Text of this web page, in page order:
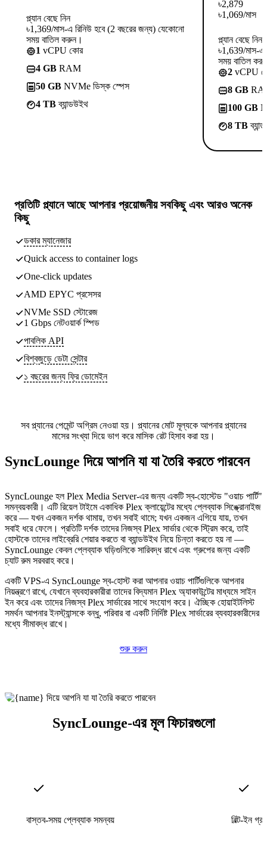
প্ল্যান বেছে নিন
৳1,369/মাস-এ রিনিউ হবে (2 বছরের জন্য) যেকোনো
সময় বাতিল করুন।
1 vCPU কোর
4 GB RAM
50 GB NVMe ডিস্ক স্পেস
4 TBব্যান্ডউইথ
৳2,879
৳1,069/মাস
প্ল্যান বেছে নিন
৳1,639/মাস-এ
সময় বাতিল
2 vCPU
8 GB
100 GB
8 TB
প্রতিটি প্ল্যানে আছেআপনার প্রয়োজনীয় সবকিছুএবং আরও অনেক
কিছু
ডকার ম্যানেজার
Quick access to container logs
One-click updates
AMD EPYC প্রসেসর
NVMe SSD স্টোরেজ
1 Gbps নেটওয়ার্ক স্পিড
পাবলিক API
বিশ্বজুড়ে ডেটা সেন্টার
১ বছরের জন্য ফ্রি ডোমেইন
সব প্ল্যানের পেমেন্ট অগ্রিম নেওয়া হয়। প্ল্যানের মোট মূল্যকে আপনার প্ল্যানের
মাসের সংখ্যা দিয়ে ভাগ করে মাসিক রেট হিসাব করা হয়।
SyncLounge দিয়ে আপনি যা যা তৈরি করতে পারবেন
SyncLounge হল Plex Media Server-এর জন্য একটি স্ব-হোস্টেড "ওয়াচ পার্টি"
সমন্বয়কারী। এটি রিয়েল টাইমে একাধিক Plex ক্লায়েন্টের মধ্যে প্লেব্যাক সিঙ্ক্রোনাইজ
করে — যখন একজন দর্শক থামায়, তখন সবাই থামে; যখন একজন এগিয়ে যায়, তখন
সবাই ধরে ফেলে। প্রতিটি দর্শক তাদের নিজস্ব Plex সার্ভার থেকে স্ট্রিম করে, তাই
হোস্টকে তাদের লাইব্রেরি শেয়ার করতে বা ব্যান্ডউইথ নিয়ে চিন্তা করতে হয় না —
SyncLounge কেবল প্লেব্যাক ঘড়িগুলিকে সারিবদ্ধ রাখে এবং গ্রুপের জন্য একটি
চ্যাট রুম সরবরাহ করে।
একটি VPS-এ SyncLounge স্ব-হোস্ট করা আপনার ওয়াচ পার্টিগুলিকে আপনার
নিয়ন্ত্রণে রাখে, যেখানে ব্যবহারকারীরা তাদের বিদ্যমান Plex অ্যাকাউন্টের মাধ্যমে সাইন
ইন করে এবং তাদের নিজস্ব Plex সার্ভারের সাথে সংযোগ করে। ঐচ্ছিক হোয়াইটলিস্ট
সমর্থন আপনার ইনস্ট্যান্সকে বন্ধু, পরিবার বা একটি নির্দিষ্ট Plex সার্ভারের ব্যবহারকারীদের
মধ্যে সীমাবদ্ধ রাখে।
শুরু করুন
SyncLounge-এর মূল ফিচারগুলো
বাস্তব-সময় প্লেব্যাক সমন্বয় বিল্ট-ইন